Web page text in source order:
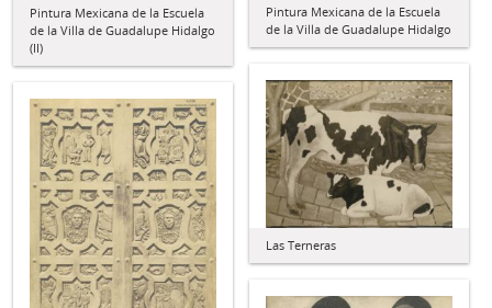
Pintura Mexicana de la Escuela
de la Villa de Guadalupe Hidalgo
(II)
Pintura Mexicana de la Escuela
de la Villa de Guadalupe Hidalgo
Las Terneras